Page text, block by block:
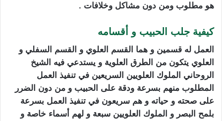
هو مطلوب ومن دون مشاكل وخلافات .
كيفية جلب الحبيب و أقسامه
العمل له قسمين و هما القسم العلوي و القسم السفلي و
العلوي يتكون من الطرق العلوية و يستدعي فيه الشيخ
الروحاني الملوك العلويين السريعين في تنفيذ العمل
المطلوب منهم بسرعة ودقة على الحبيب و من دون الضرر
على صحته و حياته و هم سريعون في تنفيذ العمل بسرعة
بلمح البصر و الملوك العلويين سبعة و لهم أسماء خاصة و